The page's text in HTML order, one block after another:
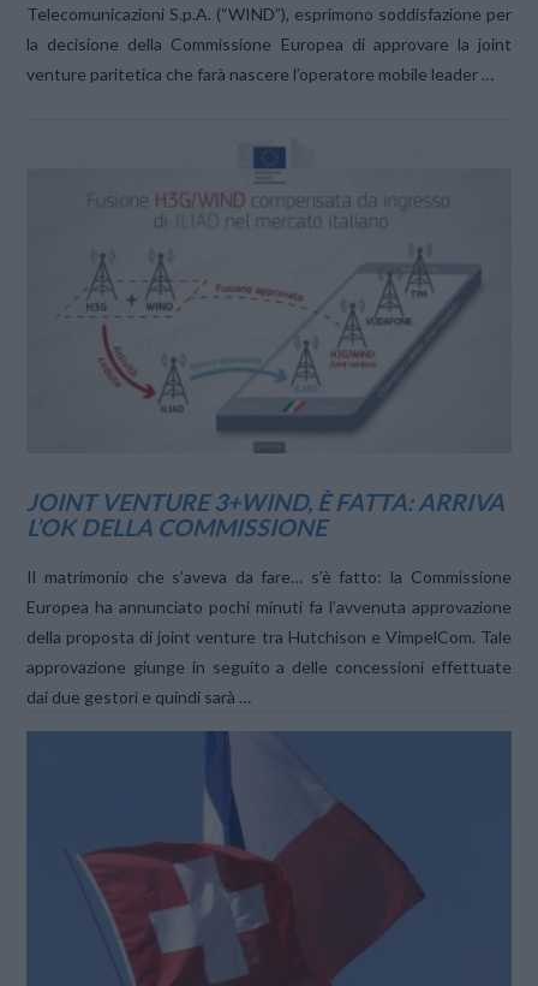
VIEW POST
Telecomunicazioni S.p.A. (“WIND”), esprimono soddisfazione per
la decisione della Commissione Europea di approvare la joint
venture paritetica che farà nascere l’operatore mobile leader …
VIEW POST
JOINT VENTURE 3+WIND, È FATTA: ARRIVA
L’OK DELLA COMMISSIONE
Il matrimonio che s’aveva da fare… s’è fatto: la Commissione
Europea ha annunciato pochi minuti fa l’avvenuta approvazione
della proposta di joint venture tra Hutchison e VimpelCom. Tale
approvazione giunge in seguito a delle concessioni effettuate
dai due gestori e quindi sarà …